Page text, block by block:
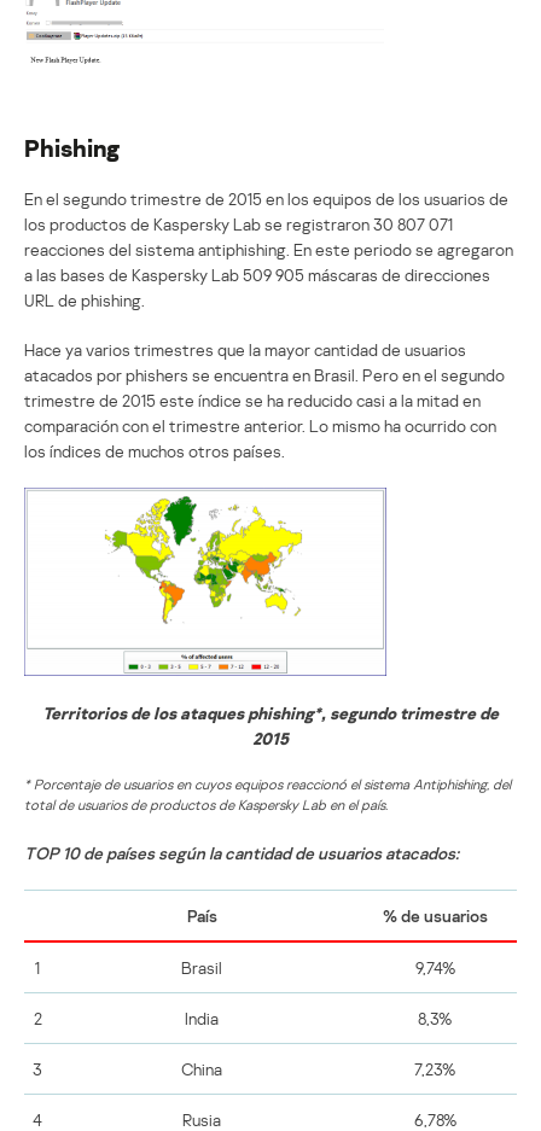
Phishing
En el segundo trimestre de 2015 en los equipos de los usuarios de
los productos de Kaspersky Lab se registraron 30 807 071
reacciones del sistema antiphishing. En este periodo se agregaron
a las bases de Kaspersky Lab 509 905 máscaras de direcciones
URL de phishing.
Hace ya varios trimestres que la mayor cantidad de usuarios
atacados por phishers se encuentra en Brasil. Pero en el segundo
trimestre de 2015 este índice se ha reducido casi a la mitad en
comparación con el trimestre anterior. Lo mismo ha ocurrido con
los índices de muchos otros países.
Territorios de los ataques phishing*, segundo trimestre de
2015
* Porcentaje de usuarios en cuyos equipos reaccionó el sistema Antiphishing, del
total de usuarios de productos de Kaspersky Lab en el país.
TOP 10 de países según la cantidad de usuarios atacados:
País % de usuarios
1 Brasil 9,74%
2 India 8,3%
3 China 7,23%
4 Rusia 6,78%